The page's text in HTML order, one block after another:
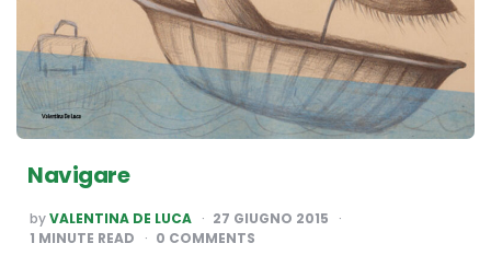
Navigare
POSTED
BY
byVALENTINA DE LUCA
27 GIUGNO 2015
1 MINUTE READ 0 COMMENTS